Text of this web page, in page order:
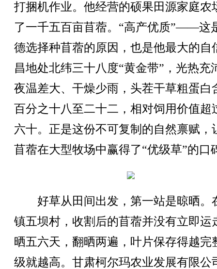
打捆机作业。他经营的硕果田源家庭农
了一千五百亩苜蓿。“高产优质”——这
德选择种苜蓿的原因，也是他最大的自
昌地处北纬三十八度“黄金带”，光热充
夜温差大、干燥少雨，头茬干草粗蛋白
百分之十八至二十二，相对饲用价值超
六十。正是这份不可复制的自然禀赋，
苜蓿在大型牧场中赢得了“优级草”的口
好草从田间出发，第一站是晾晒。
镇五坝村，收割后的苜蓿并没有立即运
晒五六天，翻晒两遍，叶片保存得越完
级就越高。甘肃柯尔玛农业发展有限公